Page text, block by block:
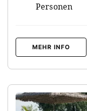
Personen
MEHR INFO